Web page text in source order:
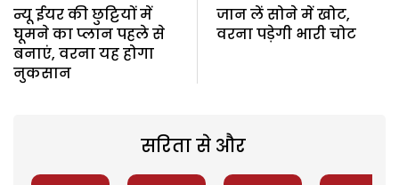
न्यू ईयर की छुट्टियों में
घूमने का प्लान पहले से
बनाएं, वरना यह होगा
नुकसान
जान लें सोने में खोट,
वरना पड़ेगी भारी चोट
सरिता से और